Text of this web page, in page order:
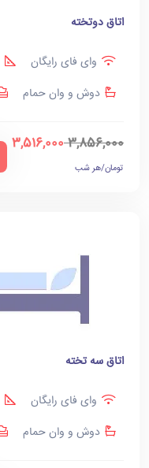
اتاق دوتخته
وای فای رایگان
دوش و وان حمام
3,856,000
3,516,000
تومان/هر شب
اتاق سه تخته
وای فای رایگان
دوش و وان حمام